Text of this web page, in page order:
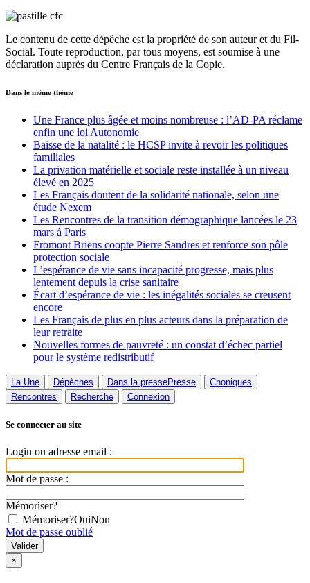
Le contenu de cette dépêche est la propriété de son auteur et du Fil-
Social. Toute reproduction, par tous moyens, est soumise à une
déclaration auprès du Centre Français de la Copie.
Dans le même thème
Une France plus âgée et moins nombreuse : l’AD-PA réclame
enfin une loi Autonomie
Baisse de la natalité : le HCSP invite à revoir les politiques
familiales
La privation matérielle et sociale reste installée à un niveau
élevé en 2025
Les Français doutent de la solidarité nationale, selon une
étude Nexem
Les Rencontres de la transition démographique lancées le 23
mars à Paris
Fromont Briens coopte Pierre Sandres et renforce son pôle
protection sociale
L’espérance de vie sans incapacité progresse, mais plus
lentement depuis la crise sanitaire
Écart d’espérance de vie : les inégalités sociales se creusent
encore
Les Français de plus en plus acteurs dans la préparation de
leur retraite
Nouvelles formes de pauvreté : un constat d’échec partiel
pour le système redistributif
La Une Dépèches Dans la pressePresse
Choniques
Rencontres
Recherche Connexion
Se connecter au site
Login ou adresse email :
Mot de passe :
Mémoriser?
Mémoriser?OuiNon
Mot de passe oublié
×